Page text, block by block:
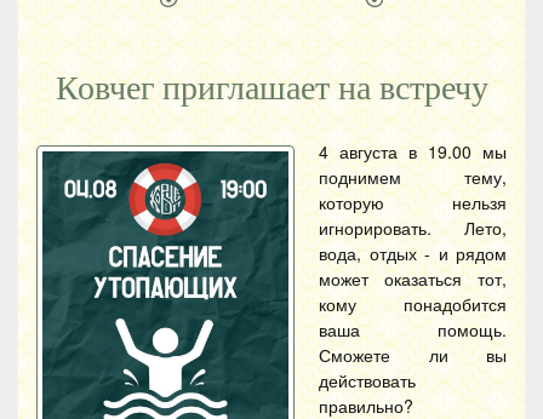
Ковчег приглашает на встречу
4 августа в 19.00 мы
поднимем тему,
которую нельзя
игнорировать. Лето,
вода, отдых - и рядом
может оказаться тот,
кому понадобится
ваша помощь.
Сможете ли вы
действовать
правильно?